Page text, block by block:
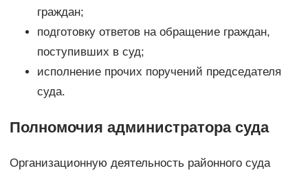
граждан;
подготовку ответов на обращение граждан,
поступивших в суд;
исполнение прочих поручений председателя
суда.
Полномочия администратора суда
Организационную деятельность районного суда